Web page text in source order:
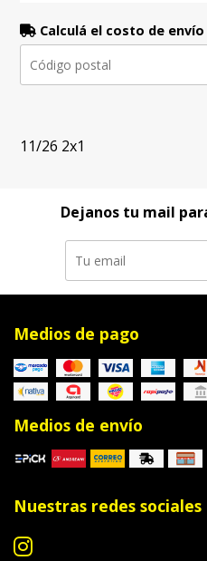
Calculá el costo de envío
11/26 2x1
Dejanos tu mail
Medios de pago
Medios de envío
Nuestras redes sociales